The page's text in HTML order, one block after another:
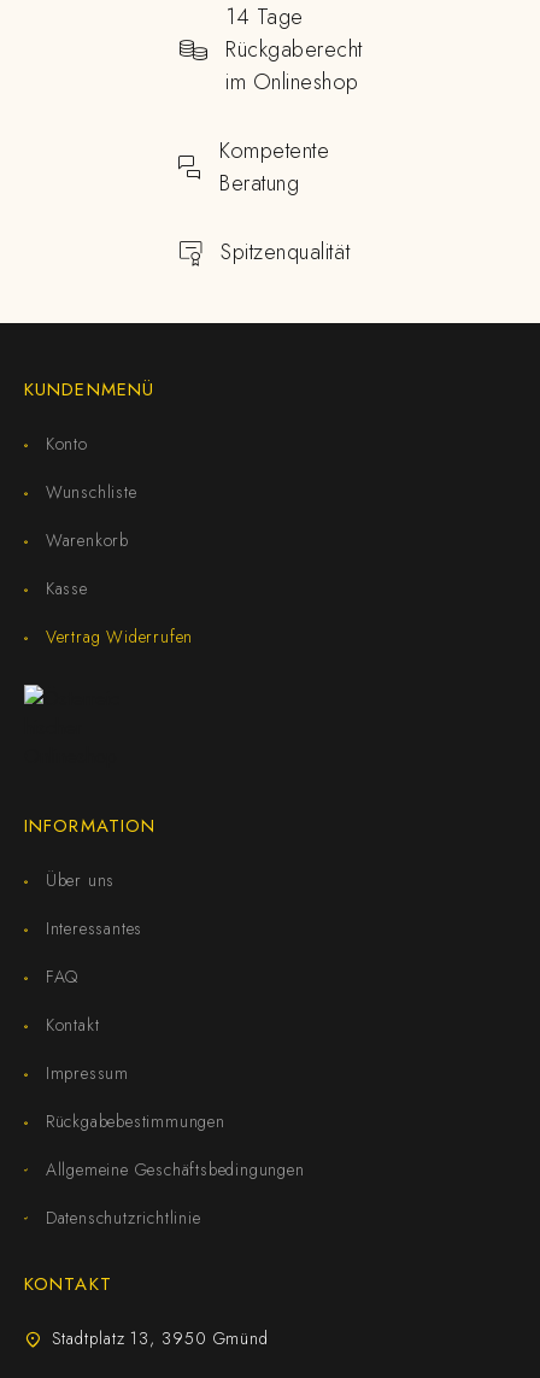
14 Tage
Rückgaberecht
im Onlineshop
Kompetente
Beratung
Spitzenqualität
KUNDENMENÜ
Konto
Wunschliste
Warenkorb
Kasse
Vertrag Widerrufen
INFORMATION
Über uns
Interessantes
FAQ
Kontakt
Impressum
Rückgabebestimmungen
Allgemeine Geschäftsbedingungen
Datenschutzrichtlinie
KONTAKT
Stadtplatz 13, 3950 Gmünd